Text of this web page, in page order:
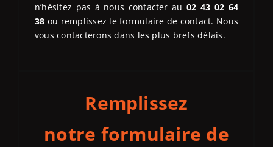
n’hésitez pas à nous contacter au 02 43 02 64
38 ou remplissez le formulaire de contact. Nous
vous contacterons dans les plus brefs délais.
Remplissez
notre formulaire de